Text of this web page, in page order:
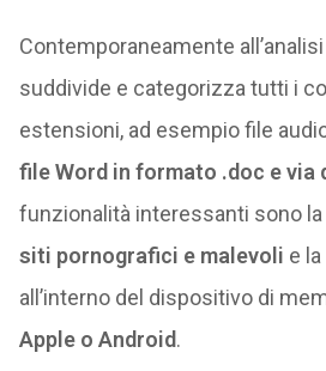
Contemporaneamente
suddivide e categorizza tutti i
estensioni, ad esempio file
file Word in formato .doc e via
funzionalità interessanti sono la
siti pornografici e malevoli e
all’interno del dispositivo di
Apple o Android.